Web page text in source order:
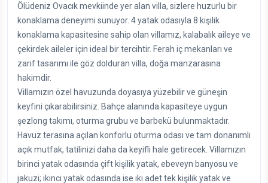
Ölüdeniz Ovacık mevkiinde yer alan villa, sizlere huzurlu bir
konaklama deneyimi sunuyor. 4 yatak odasıyla 8 kişilik
konaklama kapasitesine sahip olan villamız, kalabalık aileye ve
çekirdek aileler için ideal bir tercihtir. Ferah iç mekanları ve
zarif tasarımı ile göz dolduran villa, doğa manzarasına
hakimdir.
Villamızın özel havuzunda doyasıya yüzebilir ve güneşin
keyfini çıkarabilirsiniz. Bahçe alanında kapasiteye uygun
şezlong takımı, oturma grubu ve barbekü bulunmaktadır.
Havuz terasına açılan konforlu oturma odası ve tam donanımlı
açık mutfak, tatilinizi daha da keyifli hale getirecek. Villamızın
birinci yatak odasında çift kişilik yatak, ebeveyn banyosu ve
jakuzi; ikinci yatak odasında ise iki adet tek kişilik yatak ve